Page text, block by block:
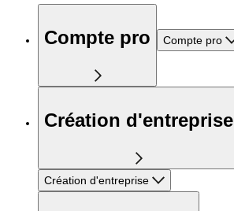
Compte pro Compte pro
Création d'entreprise
Création d'entreprise